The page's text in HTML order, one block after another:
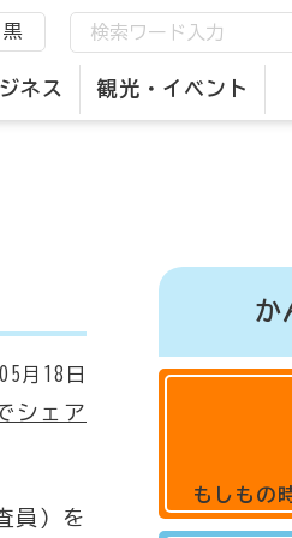
ネス 観光・イベント
黒
月18日
員）を
か
もしもの